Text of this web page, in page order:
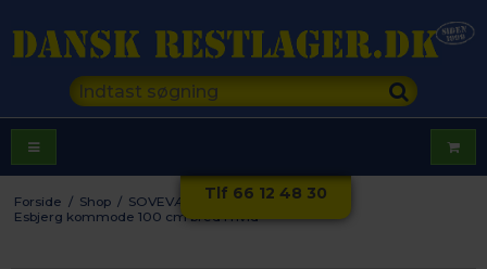
Tlf 66 12 48 30
Forside / Shop / SOVEVÆRELSE
/
Esbjerg kommode 100 cm bred i hvid